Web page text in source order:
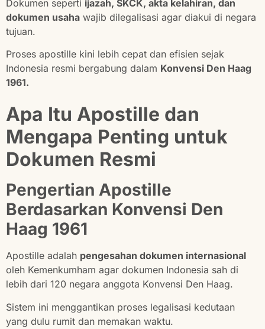
Dokumen seperti ijazah, SKCK, akta kelahiran, dan
dokumen usaha wajib dilegalisasi agar diakui di negara
tujuan.
Proses apostille kini lebih cepat dan efisien sejak
Indonesia resmi bergabung dalam Konvensi Den Haag
1961.
Apa Itu Apostille dan
Mengapa Penting untuk
Dokumen Resmi
Pengertian Apostille
Berdasarkan Konvensi Den
Haag 1961
Apostille adalah pengesahan dokumen internasional
oleh Kemenkumham agar dokumen Indonesia sah di
lebih dari 120 negara anggota Konvensi Den Haag.
Sistem ini menggantikan proses legalisasi kedutaan
yang dulu rumit dan memakan waktu.